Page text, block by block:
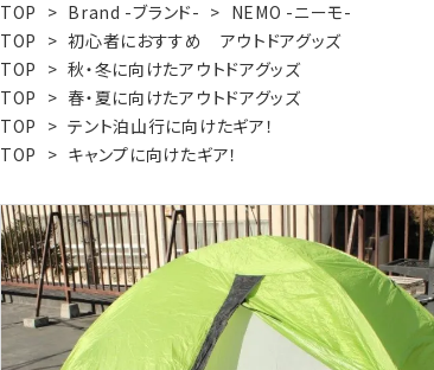
カテゴリーで選ぶ
Men's Wear
Women's Wear
Kid's Wear
Wear Accessory
Foot Wear
OtherBags
Cooking Gear
Sleeping Gear
Tent ＆ Shelter
Camping Gear
サイズで選ぶ
MENS
XXS XSS M L XL
TOP > Brand -ブランド- > NEMO -ニーモ-
TOP > 初心者におすすめ アウトドアグッズ
TOP > 秋・冬に向けたアウトドアグッズ
TOP > 春・夏に向けたアウトドアグッズ
TOP > テント泊山行に向けたギア！
TOP > キャンプに向けたギア！